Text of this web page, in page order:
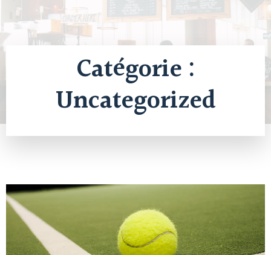
Catégorie :
Uncategorized